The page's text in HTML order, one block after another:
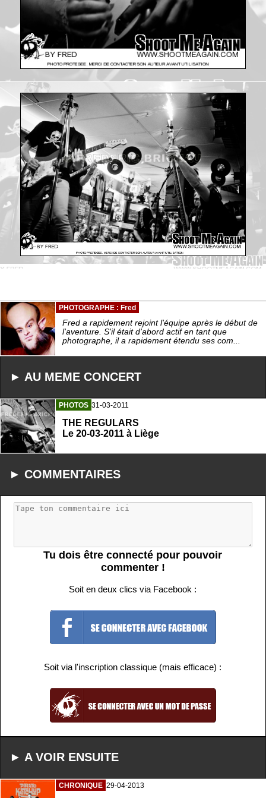
PHOTOGRAPHE : Fred
Fred a rapidement rejoint l'équipe après le début de
l'aventure. S'il était d'abord actif en tant que
photographe, il a rapidement étendu ses com...
► AU MEME CONCERT
PHOTOS 31-03-2011
THE REGULARS
Le 20-03-2011 à Liège
► COMMENTAIRES
Tu dois être connecté pour pouvoir
commenter !
Soit en deux clics via Facebook :
Soit via l'inscription classique (mais efficace) :
► A VOIR ENSUITE
CHRONIQUE 29-04-2013